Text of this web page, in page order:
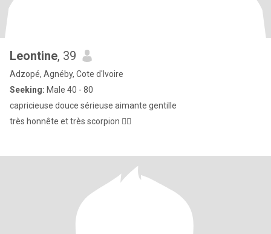
Leontine, 39
Adzopé, Agnéby, Cote d'Ivoire
Seeking: Male 40 - 80
capricieuse douce sérieuse aimante gentille
très honnête et très scorpion 🤷‍♀️